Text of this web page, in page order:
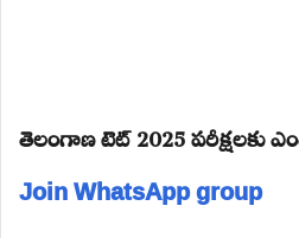
తెలంగాణ టెట్ 2025 పరీక్షలకు
Join WhatsApp group